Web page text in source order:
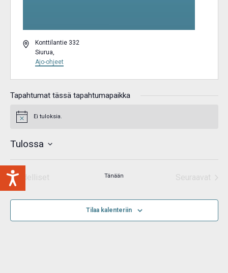
OsoiteKonttilantie 332
Siurua,
Ajo-ohjeet
Tapahtumat tässä tapahtumapaikka
Notice Ei tuloksia.
Tulossa
Valitse
päivä.
Edelliset
Tänään
Seuraavat
Tilaa kalenteriin